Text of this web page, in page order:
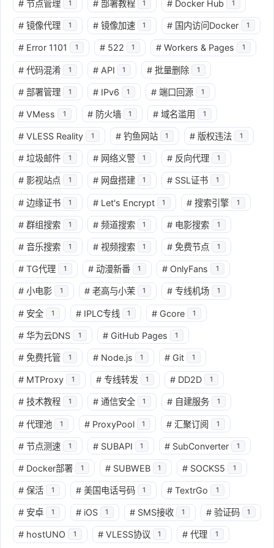
# 节点管理 1 # 部署教程 1 # Docker Hub 1
# 镜像代理 1 # 镜像加速 1 # 国内访问Docker 1
# Error 1101 1 # 522 1 # Workers & Pages 1
# 代码混淆 1 # API 1 # 批量删除 1
# 部署管理 1 # IPv6 1 # 端口回源 1
# VMess 1 # 防火墙 1 # 域名滥用 1
# VLESS Reality 1 # 钓鱼网站 1 # 版权违法 1
# 垃圾邮件 1 # 网络义警 1 # 反向代理 1
# 影视站点 1 # 网盘搭建 1 # SSL证书 1
# 边缘证书 1 # Let's Encrypt 1 # 搜索引擎 1
# 群组搜索 1 # 频道搜索 1 # 电影搜索 1
# 音乐搜索 1 # 视频搜索 1 # 免费节点 1
# TG代理 1 # 动漫新番 1 # OnlyFans 1
# 小电影 1 # 老高与小茉 1 # 专线机场 1
# 安全 1 # IPLC专线 1 # Gcore 1
# 华为云DNS 1 # GitHub Pages 1
# 免费托管 1 # Node.js 1 # Git 1
# MTProxy 1 # 专线转发 1 # DD2D 1
# 技术教程 1 # 通信安全 1 # 自建服务 1
# 代理池 1 # ProxyPool 1 # 汇聚订阅 1
# 节点测速 1 # SUBAPI 1 # SubConverter 1
# Docker部署 1 # SUBWEB 1 # SOCKS5 1
# 保活 1 # 美国电话号码 1 # TextrGo 1
# 安卓 1 # iOS 1 # SMS接收 1 # 验证码 1
# hostUNO 1 # VLESS协议 1 # 代理 1